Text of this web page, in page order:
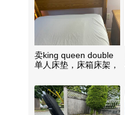
卖king queen double
单人床垫，床箱床架，